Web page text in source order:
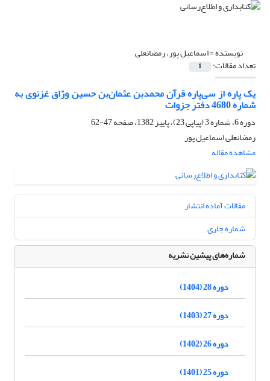
نویسنده =اسماعیل پور، رمضانعلی
تعداد مقالات: 1
یک پاره از سی‌پاره قرآن محمدبن عثمان‌بن حسین ور‌ّاق غزنوی به
شماره 4680 دفتر جزوات
دوره 6، شماره 3 (پیاپی 23)، پاییز 1382، صفحه
47-62
رمضانعلی اسماعیل پور
مشاهده مقاله
مقالات آماده انتشار
شماره جاری
شماره‌های پیشین نشریه
دوره 28 (1404)
دوره 27 (1403)
دوره 26 (1402)
دوره 25 (1401)